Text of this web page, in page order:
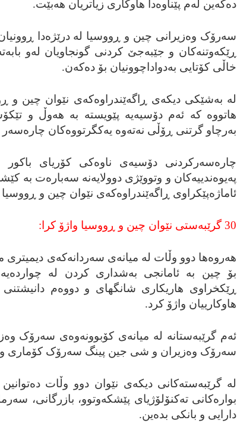
ده‌که‌ین له‌م پێناوه‌دا هاوکاری زیاتریان هه‌بێت.
سه‌رۆک وه‌زیرانی چین و ڕووسیا له‌ درێژه‌دا
ڕێکه‌وتنه‌کان و جێبه‌جێ کردنی گونجاویان له‌و
خاڵی کۆتایی به‌دواداچوونیان بۆ ده‌که‌ن.
له‌ به‌شێکی دیکه‌ی ڕاگه‌ێندراوه‌که‌ی نێوان چین و
هاتووه‌ که‌ ئه‌م دۆسیه‌یه‌ پێویسته‌ به‌ هه‌وڵ و
به‌رچاو گرتنی ڕۆڵی نه‌ته‌وه‌ یه‌کگرتووه‌کان
چاره‌سه‌رکردنی دۆسیه‌ی ناوه‌کی کۆریای باکور
په‌یوه‌ندییه‌کان و وتووێژی دوولایه‌نه‌ سه‌باره‌ت به‌
ئاماژه‌پێکراوی ڕاگه‌ێندراوه‌که‌ی نێوان چین و
30 گرێبه‌ستی نێوان چین و ڕووسیا واژۆ کرا:
هه‌روه‌ها دوو وڵات له‌ میانه‌ی سه‌ردانه‌که‌ی
بۆ چین به‌ ئامانجی به‌شداری کردن له‌
هاوکارییان واژۆ کرد.
ئه‌م گرێبه‌ستانه‌ له‌ میانه‌ی کۆبوونه‌وه‌ی سه‌رۆک
سه‌رۆک وه‌زیران و شی جین پینگ سه‌رۆک کۆماری
له‌ گرێبه‌سته‌کانی دیکه‌ی نێوان دوو وڵات ده‌توانین
بواره‌کانی ته‌کنۆلۆژیای پێشکه‌وتوو، بازرگانی،
دارایی و بانکی بده‌ین.